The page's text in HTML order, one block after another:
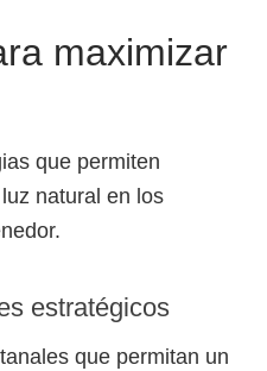
maximizar
que permiten
natural en los
estratégicos
que permitan un